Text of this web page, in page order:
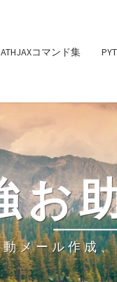
コマンド集
お
メール作成